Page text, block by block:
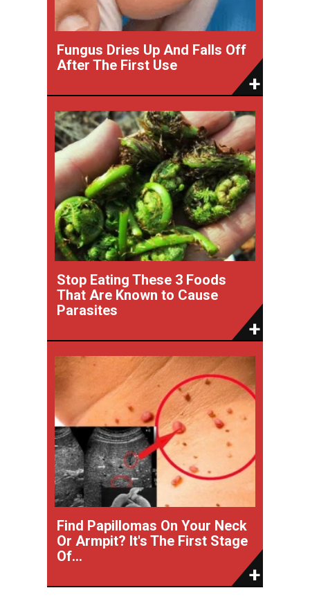
Fungus Dries Up And Falls Off
After The First Use
Stop Eating These 3 Foods
That Are Known to Cause
Parasites
Find Papillomas On Your Neck
Or Armpit? It's The First Stage
Of...